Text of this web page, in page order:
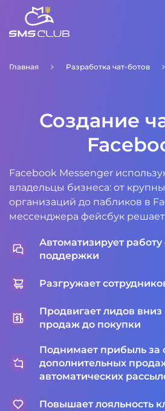
Главная Разработка чат-ботов
Создание
Facebook Messenger
владельцы бизнеса: от
организаций до пабликов в
мессенджера фейсбук решает
Автоматизирует
поддержки
Разгружает
Продвигает лидов
продаж до покупки
Поднимает прибыль за
дополнительных
автоматических
Повышает лояльность